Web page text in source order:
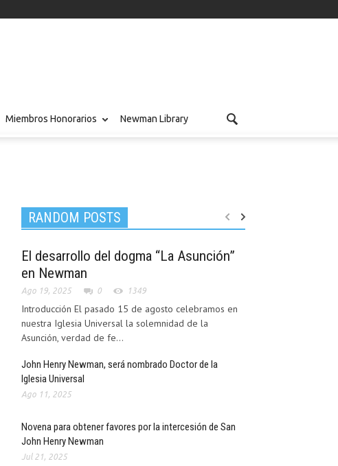
Miembros Honorarios Newman Library
RANDOM POSTS
El desarrollo del dogma “La Asunción”
en Newman
Ago 19, 2025 0 1349
Introducción El pasado 15 de agosto celebramos en
nuestra Iglesia Universal la solemnidad de la
Asunción, verdad de fe...
John Henry Newman, será nombrado Doctor de la
Iglesia Universal
Ago 11, 2025
Novena para obtener favores por la intercesión de San
John Henry Newman
Jul 21, 2025